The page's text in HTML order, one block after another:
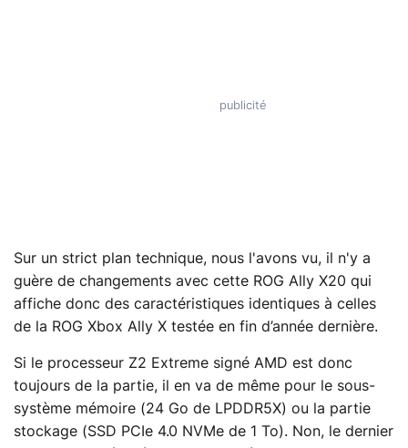
Sur un strict plan technique, nous l'avons vu, il n'y a
guère de changements avec cette ROG Ally X20 qui
affiche donc des caractéristiques identiques à celles
de la ROG Xbox Ally X testée en fin d’année dernière.
Si le processeur Z2 Extreme signé AMD est donc
toujours de la partie, il en va de même pour le sous-
système mémoire (24 Go de LPDDR5X) ou la partie
stockage (SSD PCIe 4.0 NVMe de 1 To). Non, le dernier